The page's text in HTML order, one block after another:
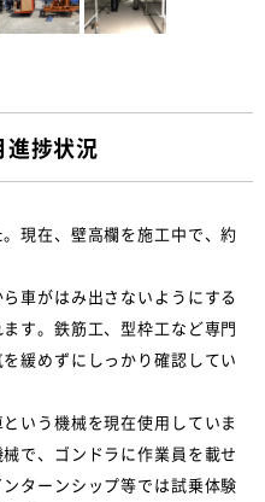
捗状況
現在、壁高欄を施工中で、約
車がはみ出さないようにする
す。鉄筋工、型枠工など専門
緩めずにしっかり確認してい
いう機械を現在使用していま
で、ゴンドラに作業員を載せ
ターンシップ等では試乗体験